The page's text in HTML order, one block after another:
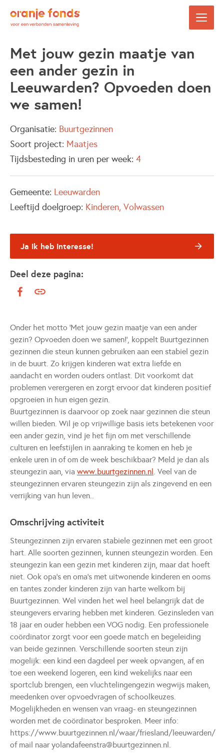
Met jouw gezin maatje van
een ander gezin in
Leeuwarden? Opvoeden doen
we samen!
Organisatie: Buurtgezinnen
Soort project: Maatjes
Tijdsbesteding in uren per week: 4
Gemeente: Leeuwarden
Leeftijd doelgroep: Kinderen Volwassen
Ja ik heb interesse!
Deel deze pagina:
Onder het motto 'Met jouw gezin maatje van een ander
gezin? Opvoeden doen we samen!’, koppelt Buurtgezinnen
gezinnen die steun kunnen gebruiken aan een stabiel gezin
in de buurt. Zo krijgen kinderen wat extra liefde en
aandacht en worden ouders ontlast. Dit voorkomt dat
problemen verergeren en zorgt ervoor dat kinderen positief
opgroeien in hun eigen gezin.
Buurtgezinnen is daarvoor op zoek naar gezinnen die steun
willen bieden. Wil je op vrijwillige basis iets betekenen voor
een ander gezin, vind je het fijn om met verschillende
culturen en leefstijlen in aanraking te komen en heb je
enkele uren in of om de week beschikbaar? Meld je dan als
steungezin aan, via www.buurtgezinnen.nl. Veel van de
steungezinnen ervaren steungezin zijn als zingevend en een
verrijking van hun leven..
Omschrijving activiteit
Steungezinnen zijn ervaren stabiele gezinnen met een groot
hart. Alle soorten gezinnen, kunnen steungezin worden. Een
steungezin kan een gezin met kinderen zijn, maar dat hoeft
niet. Ook opa’s en oma’s met uitwonende kinderen en ooms
en tantes zonder kinderen zijn van harte welkom bij
Buurtgezinnen. Wel vinden het wel heel belangrijk dat de
steungevers ervaring hebben met kinderen. Gezinsleden van
18 jaar en ouder hebben een VOG nodig. Een professionele
coördinator zorgt voor een goede match en begeleiding
van beide gezinnen. Verschillende soorten steun zijn
mogelijk: een kind een dagdeel per week opvangen, af en
toe een weekend logeren, een kind wekelijks naar een
sportclub brengen, een vluchtelingengezin wegwijs maken,
meedenken over opvoedvragen of schoolkeuzes.
Mogelijkheden en wensen van vraag- en steungezinnen
worden met de coördinator besproken. Meer info:
https://www.buurtgezinnen.nl/waar/friesland/leeuwarden/
of mail naar yolandafeenstra@buurtgezinnen.nl.